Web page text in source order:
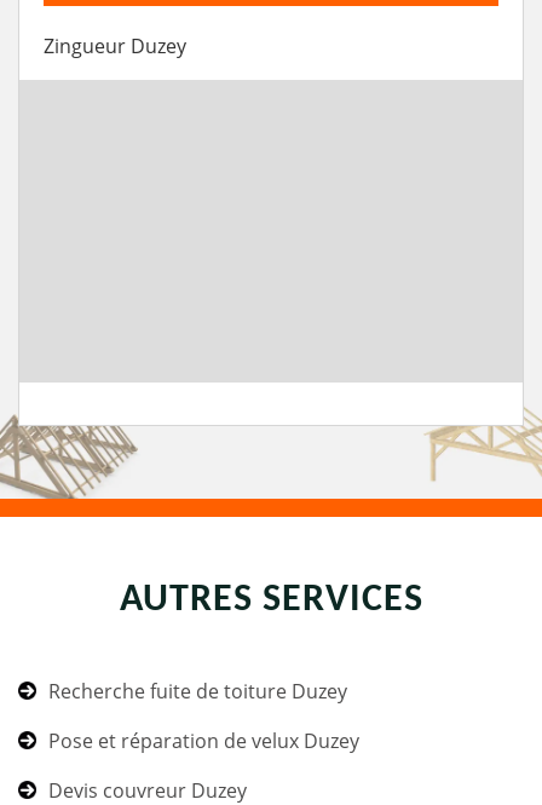
Zingueur Duzey
AUTRES SERVICES
Recherche fuite de toiture Duzey
Pose et réparation de velux Duzey
Devis couvreur Duzey